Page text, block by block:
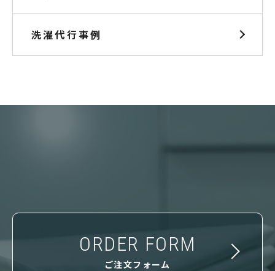
洗濯代行事例
ORDER FORM
ご注文フォーム